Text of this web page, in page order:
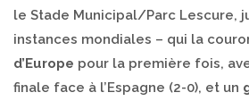
le Stade Municipal/Parc Lescure,
instances mondiales – qui la
d’Europe pour la première fois,
finale face à l’Espagne (2-0), et un